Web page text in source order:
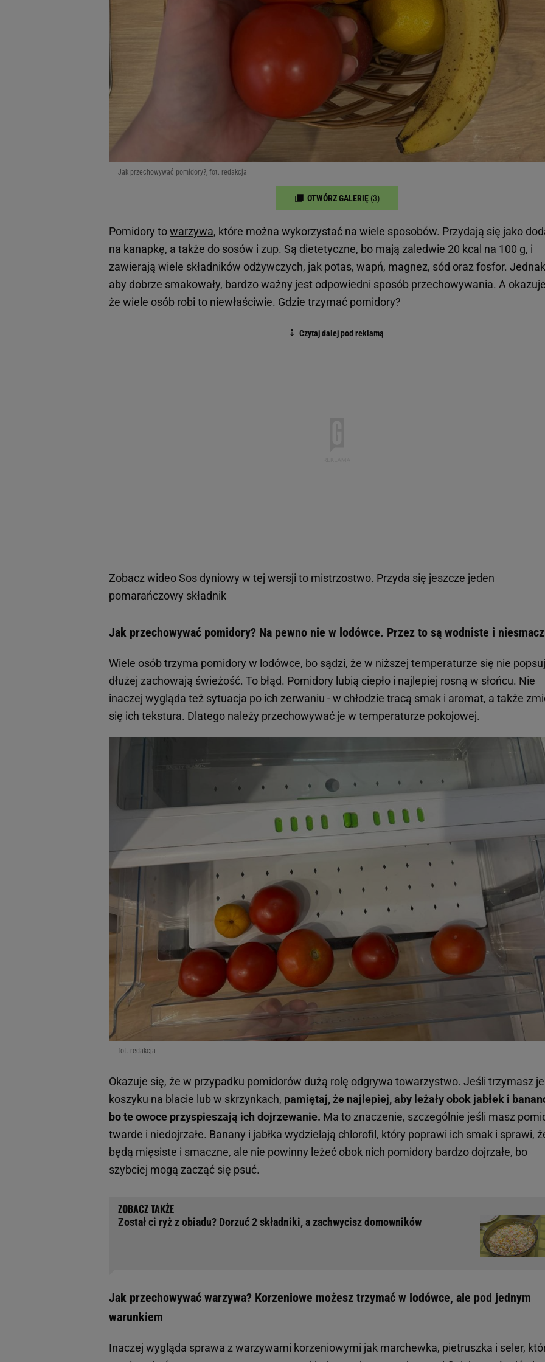
Jak przechowywać pomidory?, fot. redakcja
OTWÓRZ GALERIĘ (3)
Pomidory towarzywa, które można wykorzystać na wiele sposobów. Przydają się jako
na kanapkę, a także do sosów i zup. Są dietetyczne, bo mają zaledwie 20 kcal na 100 g, i
zawierają wiele składników odżywczych, jak potas, wapń, magnez, sód oraz fosfor. Jednak
aby dobrze smakowały, bardzo ważny jest odpowiedni sposób przechowywania. A
że wiele osób robi to niewłaściwie. Gdzie trzymać pomidory?
Zobacz wideoSos dyniowy w tej wersji to mistrzostwo. Przyda się jeszcze jeden
pomarańczowy składnik
Jak przechowywać pomidory? Na pewno nie w lodówce. Przez to są wodniste i
Wiele osób trzyma pomidory w lodówce, bo sądzi, że w niższej temperaturze się nie
dłużej zachowają świeżość. To błąd. Pomidory lubią ciepło i najlepiej rosną w słońcu. Nie
inaczej wygląda też sytuacja po ich zerwaniu - w chłodzie tracą smak i aromat, a także
się ich tekstura. Dlatego należy przechowywać je w temperaturze pokojowej.
fot. redakcja
Okazuje się, że w przypadku pomidorów dużą rolę odgrywa towarzystwo. Jeśli trzymasz
koszyku na blacie lub w skrzynkach, pamiętaj, że najlepiej, aby leżały obok jabłek i
bo te owoce przyspieszają ich dojrzewanie. Ma to znaczenie, szczególnie jeśli masz
twarde i niedojrzałe. Banany i jabłka wydzielają chlorofil, który poprawi ich smak i sprawi,
będą mięsiste i smaczne, ale nie powinny leżeć obok nich pomidory bardzo dojrzałe, bo
szybciej mogą zacząć się psuć.
Został ci ryż z obiadu? Dorzuć 2 składniki, a zachwycisz domowników
Jak przechowywać warzywa? Korzeniowe możesz trzymać w lodówce, ale pod jednym
warunkiem
Inaczej wygląda sprawa z warzywami korzeniowymi jak marchewka, pietruszka i seler,